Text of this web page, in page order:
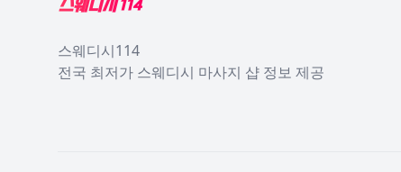
스웨디시114
전국 최저가 스웨디시 마사지 샵 정보 제공